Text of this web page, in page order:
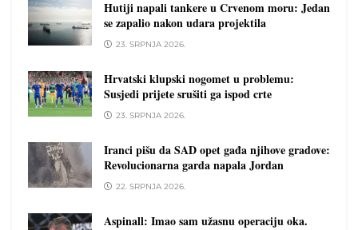
Hutiji napali tankere u Crvenom moru: Jedan
se zapalio nakon udara projektila
23. SRPNJA 2026.
Hrvatski klupski nogomet u problemu:
Susjedi prijete srušiti ga ispod crte
23. SRPNJA 2026.
Iranci pišu da SAD opet gađa njihove gradove:
Revolucionarna garda napala Jordan
22. SRPNJA 2026.
Aspinall: Imao sam užasnu operaciju oka.